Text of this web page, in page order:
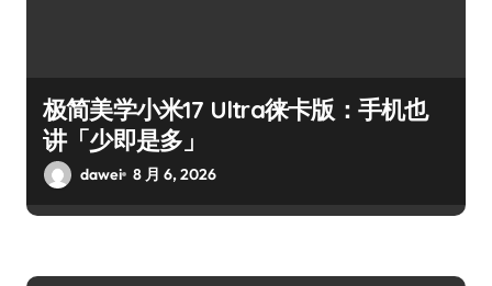
极简美学小米17 Ultra徕卡版：手机也
讲「少即是多」
dawei 8 月 6, 2026